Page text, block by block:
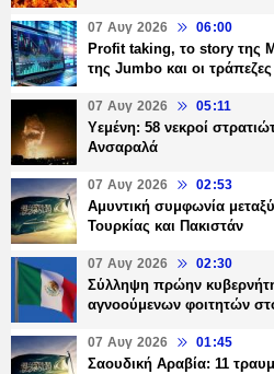
07 Αυγ 2026 06:00
Profit taking, το story της
της Jumbo και οι τράπεζες
07 Αυγ 2026 05:11
Υεμένη: 58 νεκροί
Ανσαραλά
07 Αυγ 2026 02:53
Αμυντική συμφωνία
Τουρκίας και Πακιστάν
07 Αυγ 2026 02:30
Σύλληψη πρώην
αγνοούμενων φοιτητών
07 Αυγ 2026 01:45
Σαουδική Αραβία: 11